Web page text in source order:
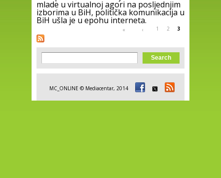
mlade u virtualnoj agori na posljednjim
izborima u BiH, politička komunikacija u
BiH ušla je u epohu interneta.
Pages « ‹ 1 2 3
Search form
Search
MC_ONLINE © Mediacentar, 2014